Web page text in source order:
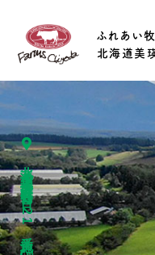
ふれあい牧
北海道美
北海道上川郡美瑛町春日台4221番地